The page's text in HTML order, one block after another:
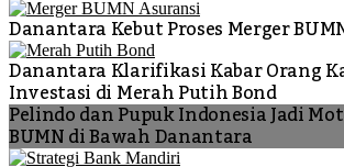
Danantara Kebut Proses Merger
Danantara Klarifikasi Kabar Orang
Investasi di Merah Putih Bond
Pelindo dan Pupuk Indonesia Jadi
BUMN di Bawah Danantara